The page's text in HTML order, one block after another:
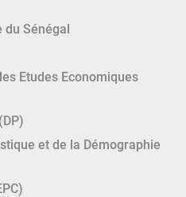
du Sénégal
Etudes Economiques
et de la Démographie